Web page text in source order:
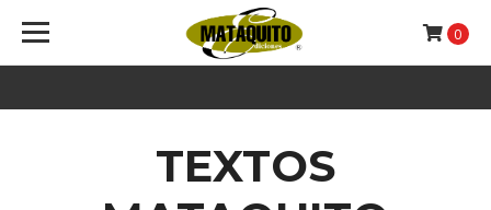
0
TEXTOS